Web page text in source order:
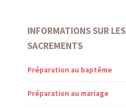
INFORMATIONS SUR LES
SACREMENTS
Préparation au baptême
Préparation au mariage